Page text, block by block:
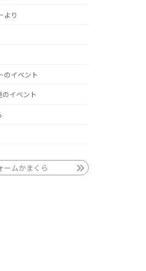
より
のイベント
イベント
ームかまくら